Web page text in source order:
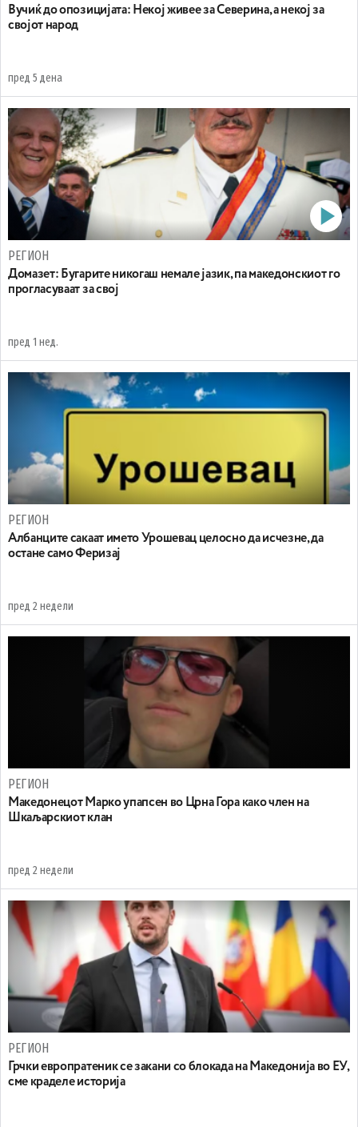
Вучиќ до опозицијата: Некој живее за Северина, а некој за
својот народ
пред 5 дена
РЕГИОН
Домазет: Бугарите никогаш немале јазик, па македонскиот го
прогласуваат за свој
пред 1 нед.
РЕГИОН
Aлбанците сакаат името Урошевац целосно да исчезне, да
остане само Феризај
пред 2 недели
РЕГИОН
Maкедонецот Марко упапсен во Црна Гора како член на
Шкаљарскиот клан
пред 2 недели
РЕГИОН
Грчки европратеник се закани со блокада на Македонија во ЕУ,
сме краделе историја